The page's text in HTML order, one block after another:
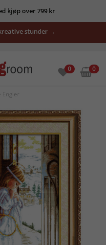
kjøp over 799 kr
stunder →
0 0
Engler